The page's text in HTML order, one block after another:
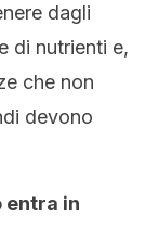
dagli
di nutrienti e,
che non
devono
entra in